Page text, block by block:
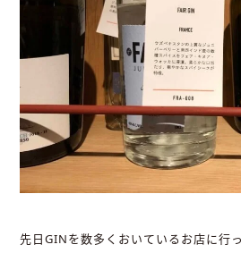
先日GINを数多くおいているお店に行